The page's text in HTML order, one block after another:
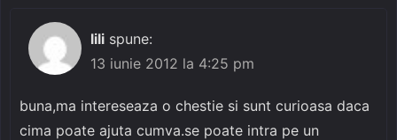
lili spune:
13 iunie 2012 la 4:25 pm
buna,ma intereseaza o chestie si sunt curioasa daca
cima poate ajuta cumva.se poate intra pe un